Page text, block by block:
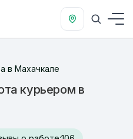
в Махачкале
курьером в